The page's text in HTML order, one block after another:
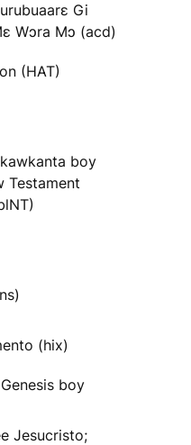
Gi
Wɔra Mɔ (acd)
(HAT)
boy
Testament
(hix)
boy
Jesucristo;